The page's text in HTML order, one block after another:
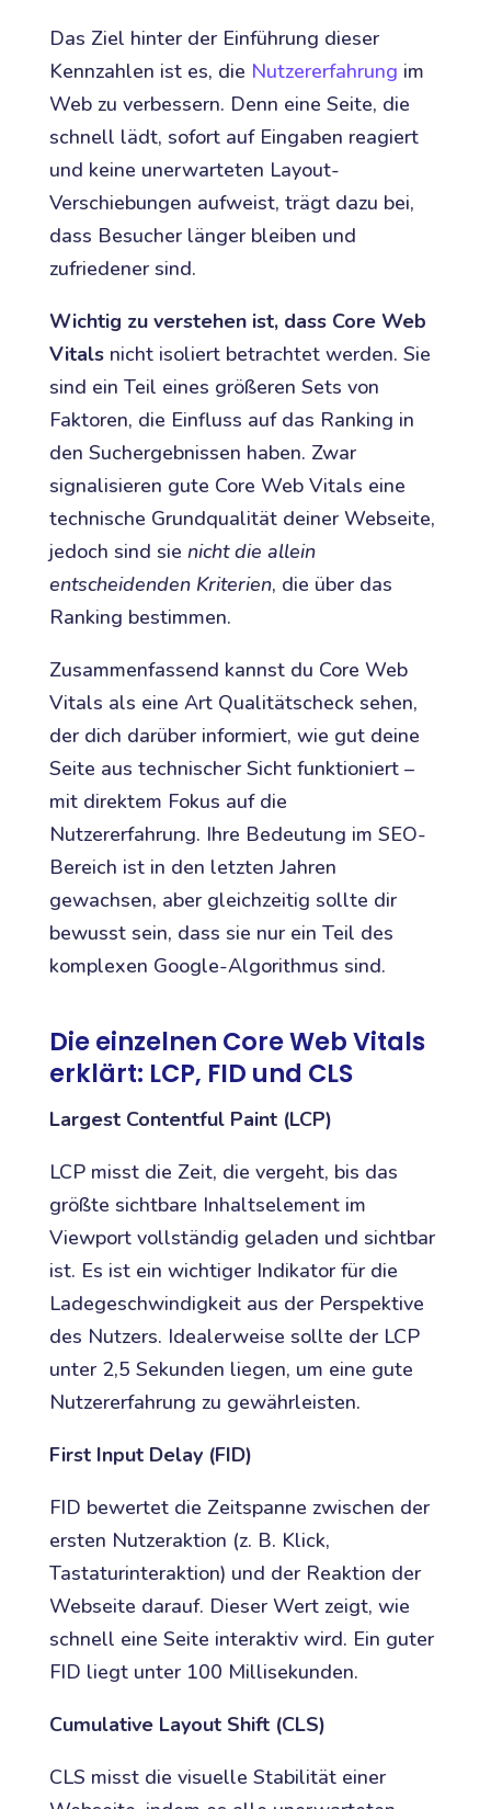
Das Ziel hinter der Einführung dieser
Kennzahlen ist es, die Nutzererfahrung im
Web zu verbessern. Denn eine Seite, die
schnell lädt, sofort auf Eingaben reagiert
und keine unerwarteten Layout-
Verschiebungen aufweist, trägt dazu bei,
dass Besucher länger bleiben und
zufriedener sind.
Wichtig zu verstehen ist, dass Core Web
Vitalsnicht isoliert betrachtet werden. Sie
sind ein Teil eines größeren Sets von
Faktoren, die Einfluss auf das Ranking in
den Suchergebnissen haben. Zwar
signalisieren gute Core Web Vitals eine
technische Grundqualität deiner Webseite,
jedoch sind sie nicht die allein
entscheidenden Kriterien, die über das
Ranking bestimmen.
Zusammenfassend kannst du Core Web
Vitals als eine Art Qualitätscheck sehen,
der dich darüber informiert, wie gut deine
Seite aus technischer Sicht funktioniert –
mit direktem Fokus auf die
Nutzererfahrung. Ihre Bedeutung im SEO-
Bereich ist in den letzten Jahren
gewachsen, aber gleichzeitig sollte dir
bewusst sein, dass sie nur ein Teil des
komplexen Google-Algorithmus sind.
Die einzelnen Core Web Vitals
erklärt: LCP, FID und CLS
Largest Contentful Paint (LCP)
LCP misst die Zeit, die vergeht, bis das
größte sichtbare Inhaltselement im
Viewport vollständig geladen und sichtbar
ist. Es ist ein wichtiger Indikator für die
Ladegeschwindigkeit aus der Perspektive
des Nutzers. Idealerweise sollte der LCP
unter 2,5 Sekunden liegen, um eine gute
Nutzererfahrung zu gewährleisten.
First Input Delay (FID)
FID bewertet die Zeitspanne zwischen der
ersten Nutzeraktion (z. B. Klick,
Tastaturinteraktion) und der Reaktion der
Webseite darauf. Dieser Wert zeigt, wie
schnell eine Seite interaktiv wird. Ein guter
FID liegt unter 100 Millisekunden.
Cumulative Layout Shift (CLS)
CLS misst die visuelle Stabilität einer